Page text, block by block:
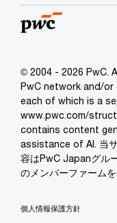
© 2004 - 2026 PwC.
PwC network and/or
each of which is a
www.pwc.com/
contains content
assistance of AI. 当
容はPwC Japanグル
のメンバーファーム
個人情報保護方針